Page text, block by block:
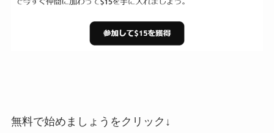
無料で始めましょうをクリック↓